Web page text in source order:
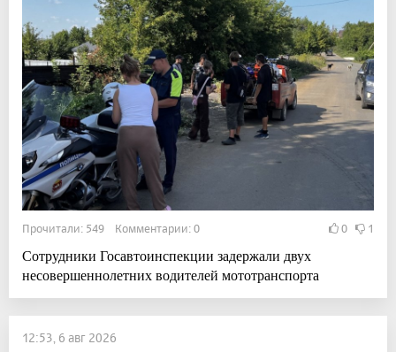
Прочитали: 549 Комментарии: 0 0 1
Сотрудники Госавтоинспекции задержали двух
несовершеннолетних водителей мототранспорта
12:53, 6 авг 2026